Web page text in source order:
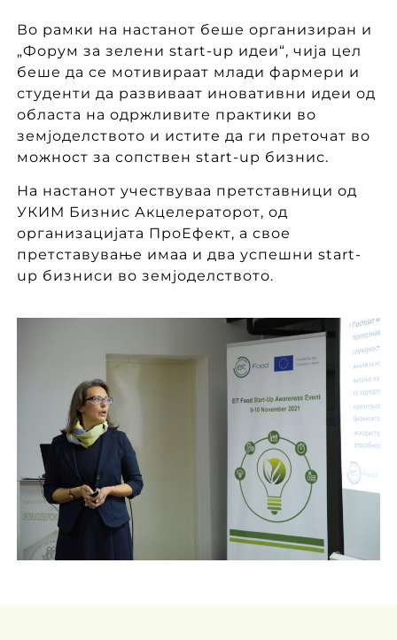
Во рамки на настанот беше организиран и
„Форум за зелени start-up идеи“, чија цел
беше да се мотивираат млади фармери и
студенти да развиваат иновативни идеи од
областа на одржливите практики во
земјоделството и истите да ги преточат во
можност за сопствен start-up бизнис.
На настанот учествуваа претставници од
УКИМ Бизнис Акцелераторот, од
организацијата ПроЕфект, а свое
претставување имаа и два успешни start-
up бизниси во земјоделството.